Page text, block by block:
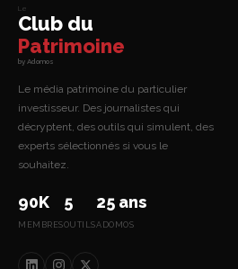
Le
Club du
Patrimoine
by Adomos
Le média patrimoine du particulier
investisseur. Des journalistes qui
décryptent, des outils qui simulent, des
experts sélectionnés si vous le
souhaitez.
90K
MEMBRES
5
OUTILS
25 ans
ADOMOS